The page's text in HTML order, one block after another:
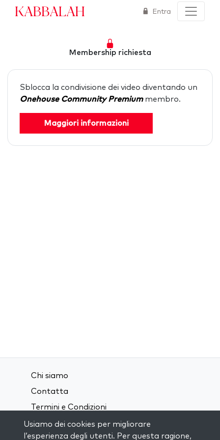
Kabbalah Entra
Membership richiesta
Sblocca la condivisione dei video diventando un
Onehouse Community Premium membro.
Maggiori informazioni
Chi siamo
Contatta
Termini e Condizioni
Privacy Policy
Usiamo dei cookies per migliorare
l’esperienza degli utenti. Per questa ragione,